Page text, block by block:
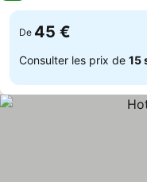
De 45 €
Consulter les prix de 15